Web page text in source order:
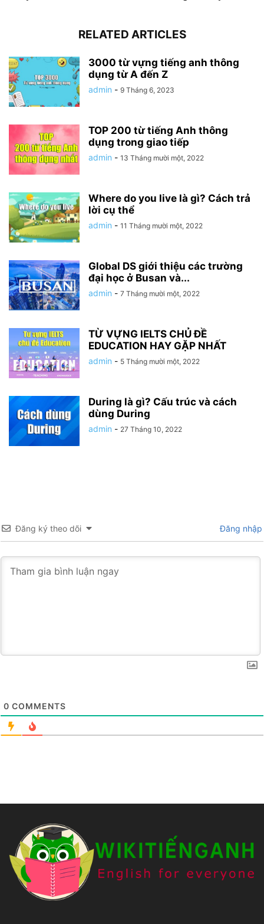
RELATED ARTICLES
3000 từ vựng tiếng anh thông
dụng từ A đến Z
admin - 9 Tháng 6, 2023
TOP 200 từ tiếng Anh thông
dụng trong giao tiếp
admin - 13 Tháng mười một, 2022
Where do you live là gì? Cách trả
lời cụ thể
admin - 11 Tháng mười một, 2022
Global DS giới thiệu các trường
đại học ở Busan và...
admin - 7 Tháng mười một, 2022
TỪ VỰNG IELTS CHỦ ĐỀ
EDUCATION HAY GẶP NHẤT
admin - 5 Tháng mười một, 2022
During là gì? Cấu trúc và cách
dùng During
admin - 27 Tháng 10, 2022
Đăng ký theo dõi Đăng nhập
0 COMMENTS